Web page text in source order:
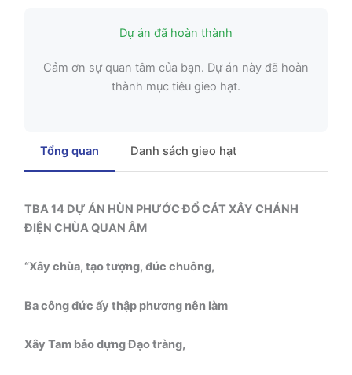
Dự án đã hoàn thành
Cảm ơn sự quan tâm của bạn. Dự án này đã hoàn
thành mục tiêu gieo hạt.
Tổng quan Danh sách gieo hạt
TBA 14 DỰ ÁN HÙN PHƯỚC ĐỔ CÁT XÂY CHÁNH
ĐIỆN CHÙA QUAN ÂM
“Xây chùa, tạo tượng, đúc chuông,
Ba công đức ấy thập phương nên làm
Xây Tam bảo dựng Đạo tràng,